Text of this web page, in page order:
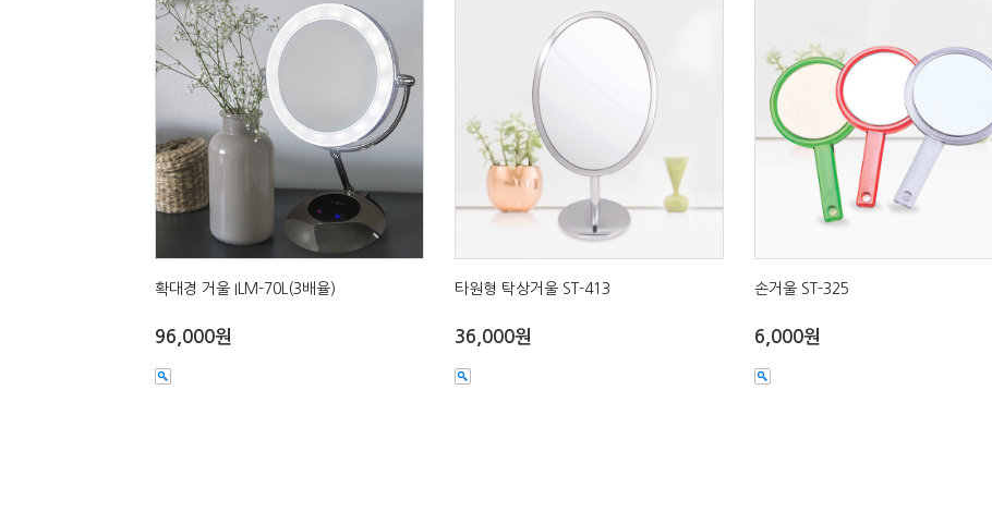
확대경 거울 ILM-70L(3배율)
96,000원
타원형 탁상거울 ST-413
36,000원
손거울 ST-325
6,000원